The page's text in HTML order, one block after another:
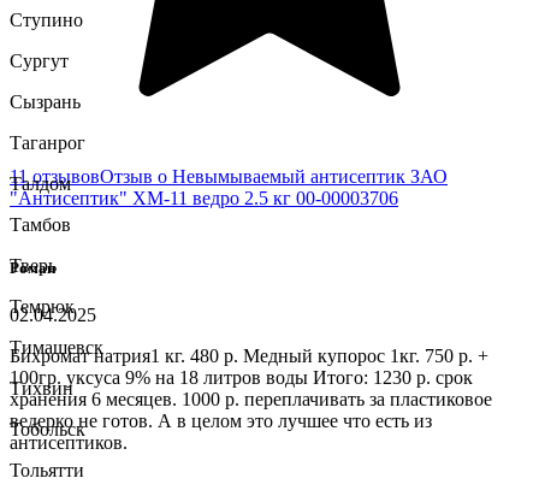
11 отзывовОтзыв о Невымываемый антисептик ЗАО
"Антисептик" ХМ-11 ведро 2.5 кг 00-00003706
Роман
02.04.2025
Бихромат натрия1 кг. 480 р. Медный купорос 1кг. 750 р. +
100гр. уксуса 9% на 18 литров воды Итого: 1230 р. срок
хранения 6 месяцев. 1000 р. переплачивать за пластиковое
ведерко не готов. А в целом это лучшее что есть из
антисептиков.
Ступино
Сургут
Сызрань
Таганрог
Талдом
Тамбов
Тверь
Темрюк
Тимашевск
Тихвин
Тобольск
Тольятти